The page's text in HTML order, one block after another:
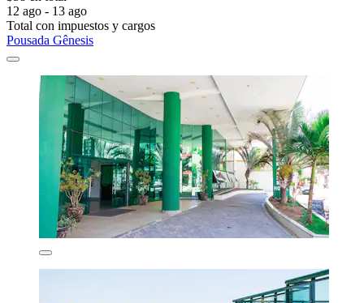
12 ago - 13 ago
Total con impuestos y cargos
Pousada Gênesis